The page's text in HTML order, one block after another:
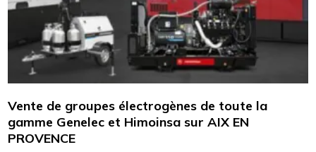
Vente de groupes électrogènes de toute la
gamme Genelec et Himoinsa sur AIX EN
PROVENCE